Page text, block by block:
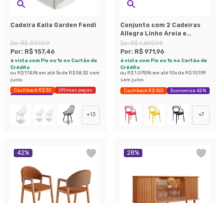
Cadeira Kaila Garden Fendi
De:R$ 399,99
Por: R$ 157,46
à vista com Pix ou 1x no Cartão de
Crédito
ou R$ 174,96 em até3x de R$ 58,32 sem
juros
Cashback R$ 30
Últimas peças
Economize 60%
+13
Conjunto com 2 Cadeiras
Allegra Linho Areia e
Madeira
De:R$ 1.699,99
Por: R$ 971,96
à vista com Pix ou 1x no Cartão de
Crédito
ou R$ 1.079,96 em até10x de R$ 107,99
sem juros
Cashback R$ 150 Economize 42%
+7
42% 28%